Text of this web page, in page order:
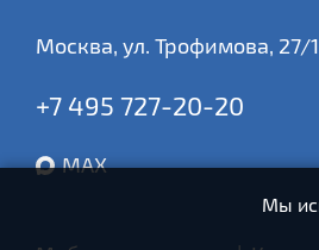
Москва, ул. Трофимова, 27/1
+7 495 727-20-20
MAX
Мы